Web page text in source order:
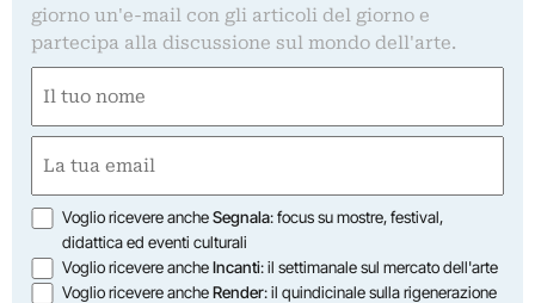
giorno un'e-mail con gli articoli del giorno e
partecipa alla discussione sul mondo dell'arte.
(Required)
First
(Required)
Opzioni
Voglio ricevere ancheSegnala: focus su mostre, festival,
didattica ed eventi culturali
Voglio ricevere ancheIncanti: il settimanale sul mercato dell'arte
Voglio ricevere ancheRender: il quindicinale sulla rigenerazione